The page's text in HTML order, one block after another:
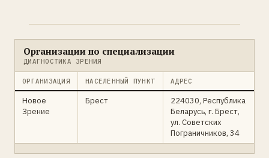
Организации по специализации
ДИАГНОСТИКА ЗРЕНИЯ
ОРГАНИЗАЦИЯ НАСЕЛЕННЫЙ ПУНКТ АДРЕС
Новое
Зрение
Брест
224030, Республика
Беларусь, г. Брест,
ул. Советских
Пограничников, 34